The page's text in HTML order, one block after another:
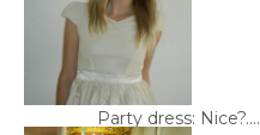
Party dress: Nice?....